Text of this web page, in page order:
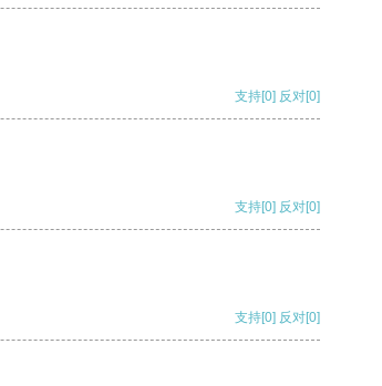
支持[0] 反对[0]
支持[0] 反对[0]
支持[0] 反对[0]